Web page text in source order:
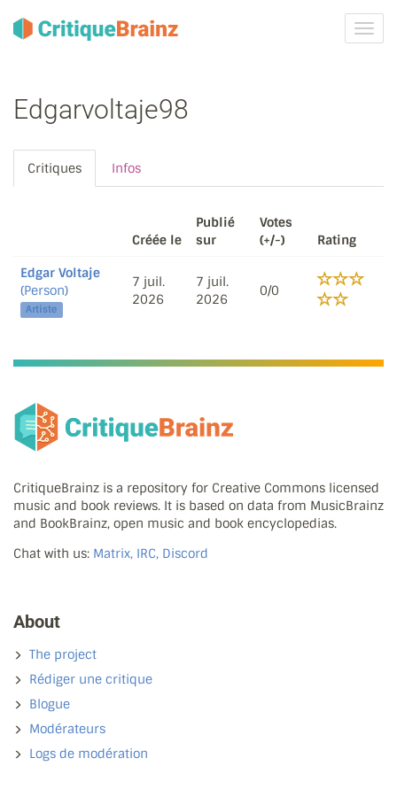
la
Edgarvoltaje98
Critiques Infos
Créée le
Publié
sur
Votes
(+/-)
Rating
Edgar Voltaje
(Person)
Artiste
7 juil.
2026
7 juil.
2026
0/0
CritiqueBrainz is a repository for Creative Commons licensed
music and book reviews. It is based on data from MusicBrainz
and BookBrainz, open music and book encyclopedias.
Chat with us: Matrix, IRC, Discord
About
The project
Rédiger une critique
Blogue
Modérateurs
Logs de modération